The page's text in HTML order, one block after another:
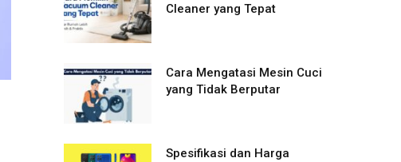
Cleaner yang Tepat
Cara Mengatasi Mesin Cuci
yang Tidak Berputar
Spesifikasi dan Harga